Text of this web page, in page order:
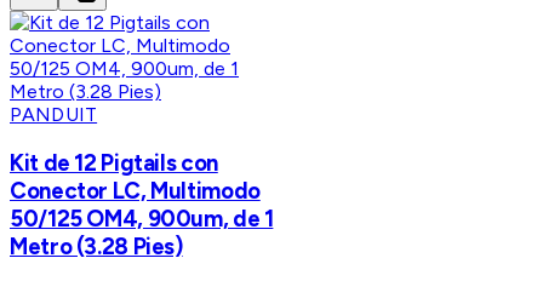
PANDUIT
Kit de 12 Pigtails con
Conector LC, Multimodo
50/125 OM4, 900um, de 1
Metro (3.28 Pies)